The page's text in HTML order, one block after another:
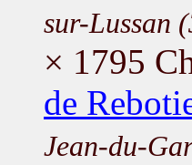
sur-Lussan
× 1795
de
Jean-du-